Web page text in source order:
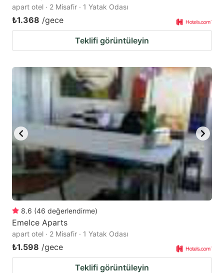
apart otel · 2 Misafir · 1 Yatak Odası
₺1.368 /gece
Teklifi görüntüleyin
8.6 (46 değerlendirme)
Emelce Aparts
apart otel · 2 Misafir · 1 Yatak Odası
₺1.598 /gece
Teklifi görüntüleyin